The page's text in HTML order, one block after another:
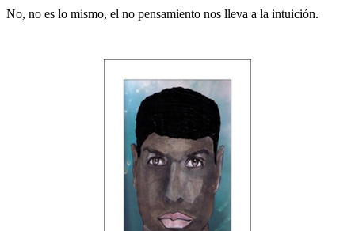
No, no es lo mismo, el no pensamiento nos lleva a la intuición.